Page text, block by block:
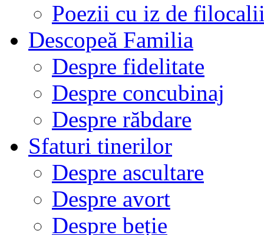
Poezii cu iz de
Descopeă Familia
Despre fidelitate
Despre concubinaj
Despre răbdare
Sfaturi tinerilor
Despre ascultare
Despre avort
Despre beție